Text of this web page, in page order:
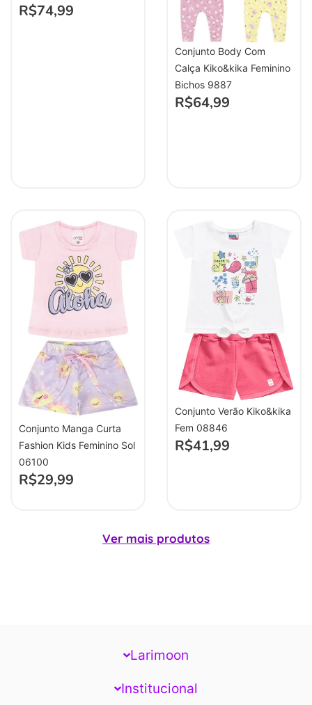
R$74,99
Conjunto Body Com
Calça Kiko&kika Feminino
Bichos 9887
R$64,99
Conjunto Manga Curta
Fashion Kids Feminino Sol
06100
R$29,99
Conjunto Verão Kiko&kika
Fem 08846
R$41,99
Ver mais produtos
Larimoon
Institucional